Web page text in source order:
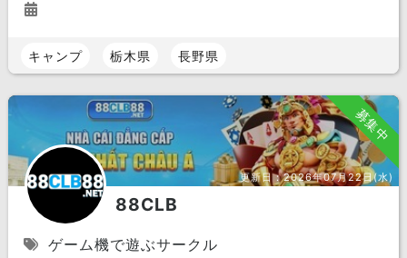
キャンプ 栃木県 長野県
募集中
更新日：2026年07月22日(水)
88CLB
ゲーム機で遊ぶサークル